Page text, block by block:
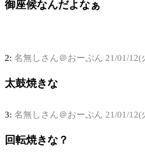
御座候なんだよなぁ
2: 名無しさん＠おーぷん 21/01/12(
太鼓焼きな
3: 名無しさん＠おーぷん 21/01/12(
回転焼きな？